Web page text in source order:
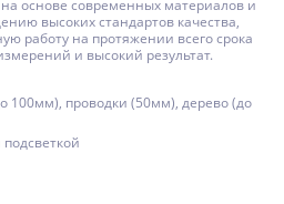
основе современных материалов и
высоких стандартов качества,
работу на протяжении всего срока
и высокий результат.
100мм), проводки (50мм), дерево (до